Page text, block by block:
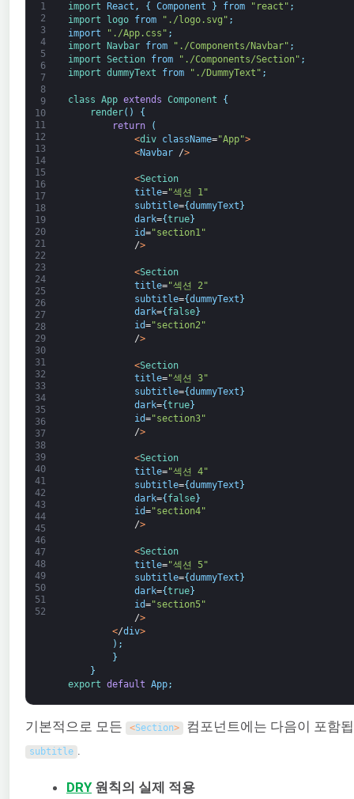
1
2
3
4
5
6
7
8
9
10
11
12
13
14
15
16
17
18
19
20
21
22
23
24
25
26
27
28
29
30
31
32
33
34
35
36
37
38
39
40
41
42
43
44
45
46
47
48
49
50
51
52
import React , { Component } from "react" ;
import
logo from "./logo.svg" ;
import
"./App.css" ;
import
Navbar from "./Components/Navbar" ;
import Section from "./Components/Section" ;
import dummyText from "./DummyText" ;
class App extends Component
{
render( )
{
return
(
<div className="App">
<Navbar />
<Section
title="섹션 1"
subtitle={dummyText }
dark={true}
id="section1"
/>
<Section
title="섹션 2"
subtitle={dummyText}
dark={ false}
id="section2"
/>
<Section
title="섹션 3"
subtitle={dummyText }
dark={true}
id="section3"
/>
<Section
title="섹션 4"
subtitle={dummyText}
dark={false}
id="section4"
/>
<Section
title="섹션 5"
subtitle={dummyText }
dark={true}
id="section5"
/>
</div>
) ;
}
}
export default App;
기본적으로 모든 <Section> 컴포넌트에는 다음이 포함
subtitle .
DRY원칙의 실제 적용